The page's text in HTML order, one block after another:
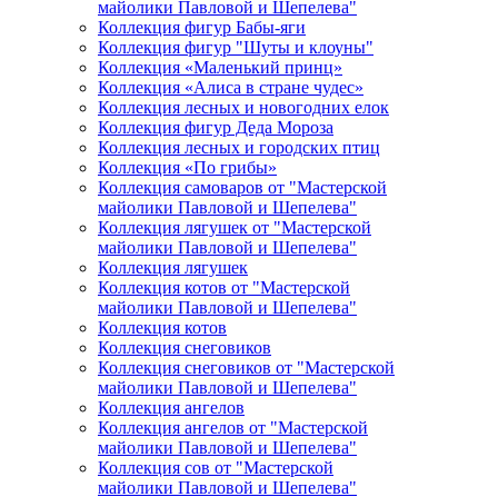
майолики Павловой и Шепелева"
Коллекция фигур Бабы-яги
Коллекция фигур "Шуты и клоуны"
Коллекция «Маленький принц»
Коллекция «Алиса в стране чудес»
Коллекция лесных и новогодних елок
Коллекция фигур Деда Мороза
Коллекция лесных и городских птиц
Коллекция «По грибы»
Коллекция самоваров от "Мастерской
майолики Павловой и Шепелева"
Коллекция лягушек от "Мастерской
майолики Павловой и Шепелева"
Коллекция лягушек
Коллекция котов от "Мастерской
майолики Павловой и Шепелева"
Коллекция котов
Коллекция снеговиков
Коллекция снеговиков от "Мастерской
майолики Павловой и Шепелева"
Коллекция ангелов
Коллекция ангелов от "Мастерской
майолики Павловой и Шепелева"
Коллекция сов от "Мастерской
майолики Павловой и Шепелева"